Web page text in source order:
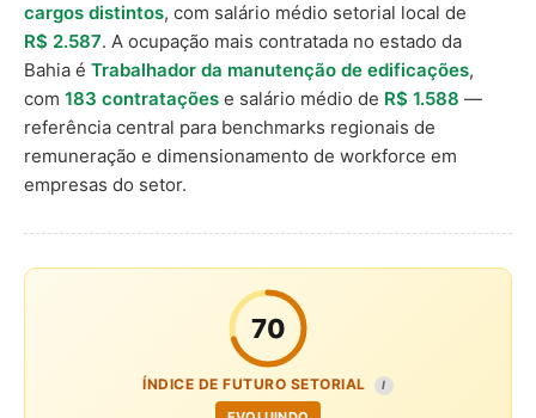
cargos distintos, com salário médio setorial local de
R$ 2.587. A ocupação mais contratada no estado da
Bahia é Trabalhador da manutenção de edificações,
com 183 contratações e salário médio de R$ 1.588 —
referência central para benchmarks regionais de
remuneração e dimensionamento de workforce em
empresas do setor.
70
ÍNDICE DE FUTURO SETORIAL I